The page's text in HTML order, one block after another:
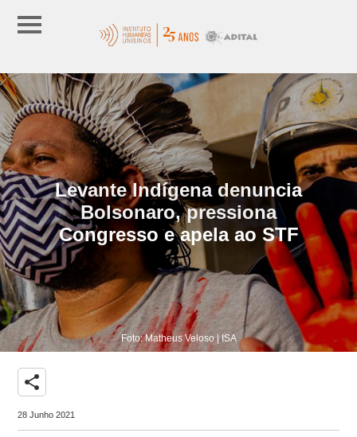
Levante Indígena denuncia
Bolsonaro, pressiona
Congresso e apela ao STF
Foto: Matheus Veloso | ISA
share
28 Junho 2021